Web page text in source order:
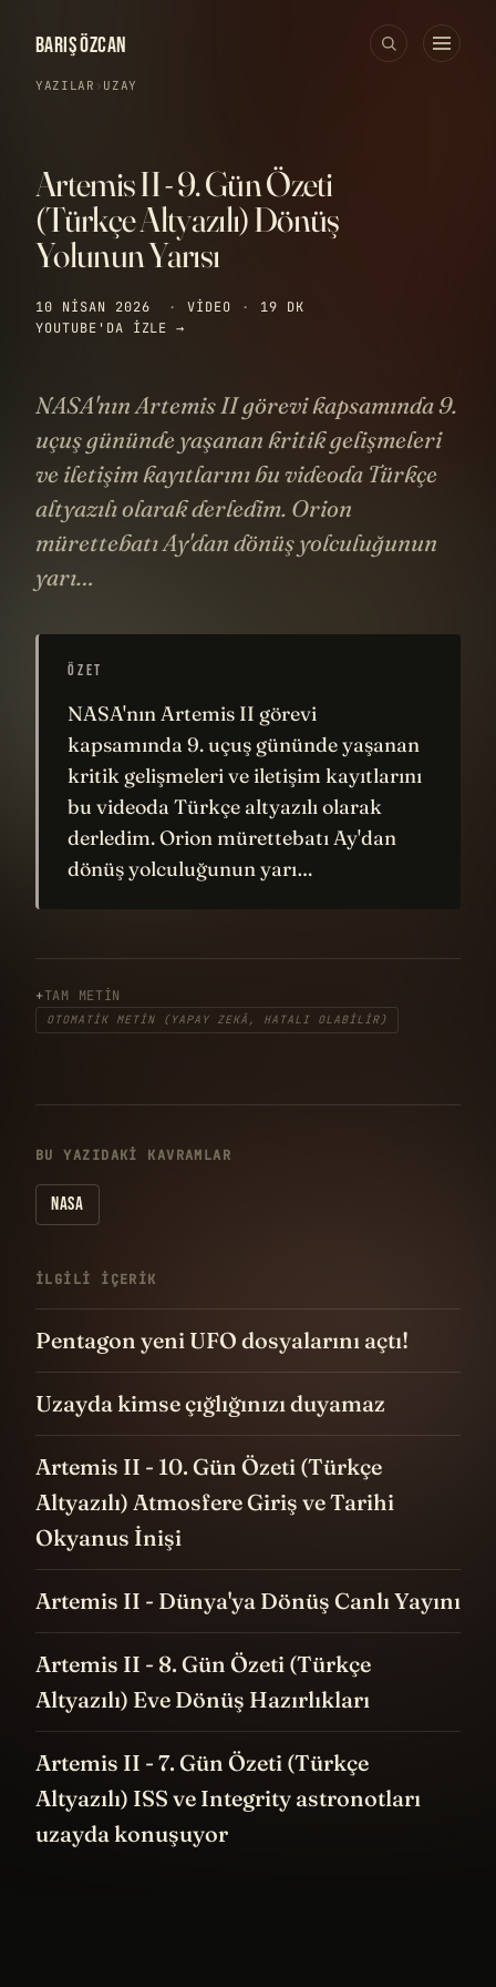
BARIŞ ÖZCAN
YAZILAR › UZAY
Artemis II - 9. Gün Özeti
(Türkçe Altyazılı) Dönüş
Yolunun Yarısı
10 NISAN 2026 · VIDEO ·
19 DK
YOUTUBE'DA IZLE →
NASA'nın Artemis II görevi kapsamında 9.
uçuş gününde yaşanan kritik gelişmeleri
ve iletişim kayıtlarını bu videoda Türkçe
altyazılı olarak derledim. Orion
mürettebatı Ay'dan dönüş yolculuğunun
yarı…
ÖZET
NASA'nın Artemis II görevi
kapsamında 9. uçuş gününde yaşanan
kritik gelişmeleri ve iletişim kayıtlarını
bu videoda Türkçe altyazılı olarak
derledim. Orion mürettebatı Ay'dan
dönüş yolculuğunun yarı…
TAM METIN
OTOMATIK METIN (YAPAY ZEKÂ, HATALI OLABILIR)
BU YAZIDAKI KAVRAMLAR
NASA
İLGILI IÇERIK
Pentagon yeni UFO dosyalarını açtı!
Uzayda kimse çığlığınızı duyamaz
Artemis II - 10. Gün Özeti (Türkçe
Altyazılı) Atmosfere Giriş ve Tarihi
Okyanus İnişi
Artemis II - Dünya'ya Dönüş Canlı Yayını
Artemis II - 8. Gün Özeti (Türkçe
Altyazılı) Eve Dönüş Hazırlıkları
Artemis II - 7. Gün Özeti (Türkçe
Altyazılı) ISS ve Integrity astronotları
uzayda konuşuyor